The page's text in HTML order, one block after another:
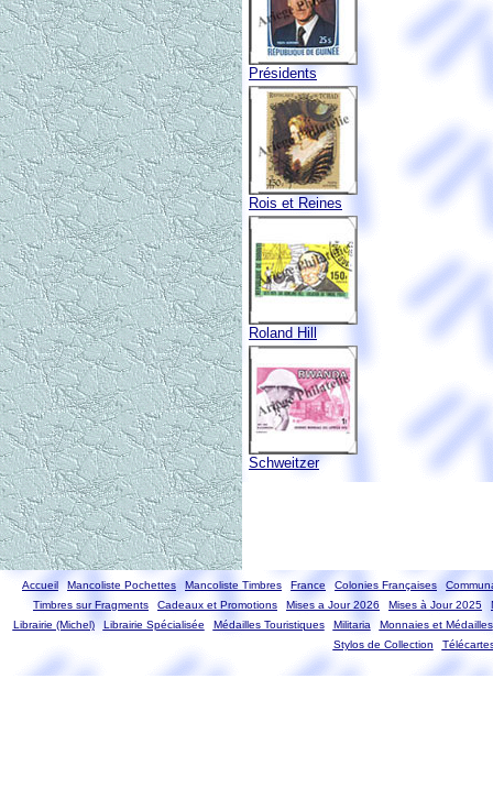
Présidents
Rois et Reines
Roland Hill
Schweitzer
Accueil Mancoliste Pochettes Mancoliste Timbres France Colonies Françaises
Timbres sur Fragments
Cadeaux et Promotions Mises a Jour 2026 Mises à Jour 2025
Librairie (Michel)
Librairie Spécialisée Médailles Touristiques Militaria
Monnaies et Médailles
Stylos de Collection